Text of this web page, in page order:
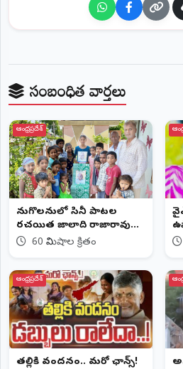
సంబంధిత వార్తలు
ఆంధ్రప్రదేశ్
పెనుగొలనులో సినీ పాటల
రచయిత జాలాది రాజారావు
94వ జయంతి వేడుకలు
60 నిమిషాల క్రితం
ఆంధ్రప్రదేశ్
తల్లికి వందనం.. మరో ఛాన్స్!